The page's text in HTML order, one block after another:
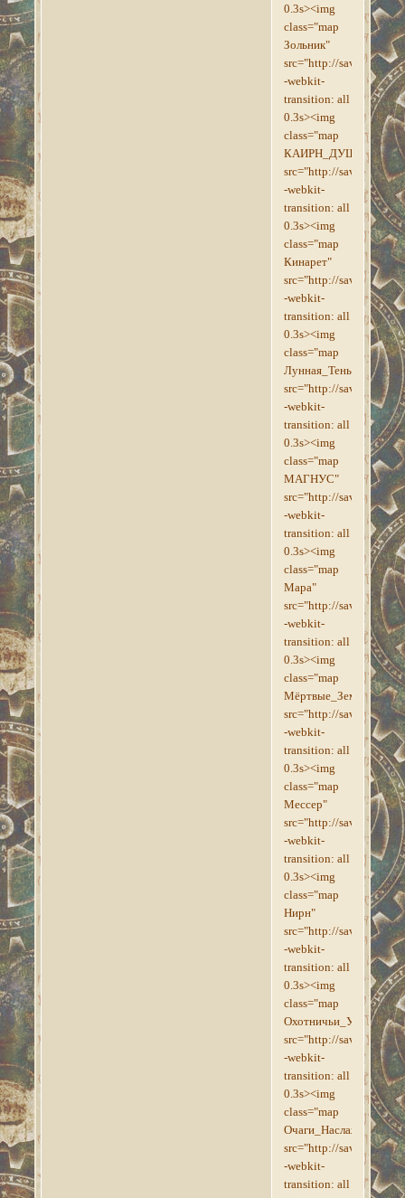
0.3s><img
class="map
Зольник"
src="http://savepic.org/
-webkit-
transition: all
0.3s><img
class="map
КАИРН_ДУШ"
src="http://savepic.org/
-webkit-
transition: all
0.3s><img
class="map
Кинарет"
src="http://savepic.org/
-webkit-
transition: all
0.3s><img
class="map
Лунная_Тень"
src="http://savepic.org/
-webkit-
transition: all
0.3s><img
class="map
МАГНУС"
src="http://savepic.org/
-webkit-
transition: all
0.3s><img
class="map
Мара"
src="http://savepic.org/
-webkit-
transition: all
0.3s><img
class="map
Мёртвые_Земли"
src="http://savepic.org/
-webkit-
transition: all
0.3s><img
class="map
Мессер"
src="http://savepic.su/
-webkit-
transition: all
0.3s><img
class="map
Нирн"
src="http://savepic.su/
-webkit-
transition: all
0.3s><img
class="map
Охотничьи_Угодья"
src="http://savepic.su/
-webkit-
transition: all
0.3s><img
class="map
Очаги_Наслаждения"
src="http://savepic.su/
-webkit-
transition: all